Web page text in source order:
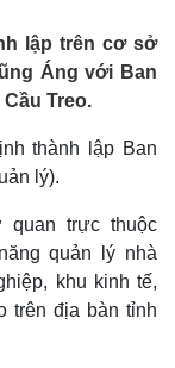
tiết
lập trên cơ sở
Áng với Ban
Treo.
thành lập Ban
lý).
quan trực thuộc
quản lý nhà
khu kinh tế,
trên địa bàn tỉnh